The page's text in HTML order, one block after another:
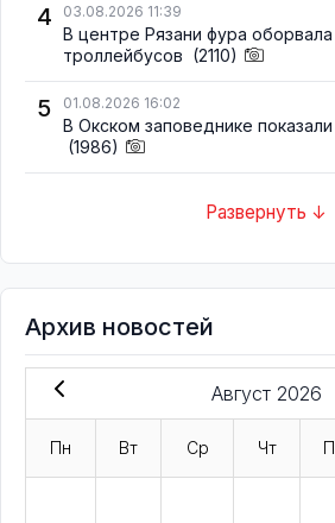
4 03.08.2026 11:39
В центре Рязани фура
троллейбусов (2110)
5 01.08.2026 16:02
В Окском заповеднике показали
(1986)
Развернуть ↓
Архив новостей
Август 2026
Пн Вт Ср Чт